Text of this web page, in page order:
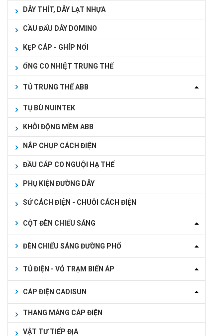
DÂY THÍT, DÂY LẠT NHỰA
CẦU ĐẤU DÂY DOMINO
KẸP CÁP - GHÍP NỐI
ỐNG CO NHIỆT TRUNG THẾ
TỦ TRUNG THẾ ABB
TỤ BÙ NUINTEK
KHỞI ĐỘNG MỀM ABB
NẮP CHỤP CÁCH ĐIỆN
ĐẦU CÁP CO NGUỘI HẠ THẾ
PHỤ KIỆN ĐƯỜNG DÂY
SỨ CÁCH ĐIỆN - CHUỖI CÁCH ĐIỆN
CỘT ĐÈN CHIẾU SÁNG
ĐÈN CHIẾU SÁNG ĐƯỜNG PHỐ
TỦ ĐIỆN - VỎ TRẠM BIẾN ÁP
CÁP ĐIỆN CADISUN
THANG MÁNG CÁP ĐIỆN
VẬT TƯ TIẾP ĐỊA